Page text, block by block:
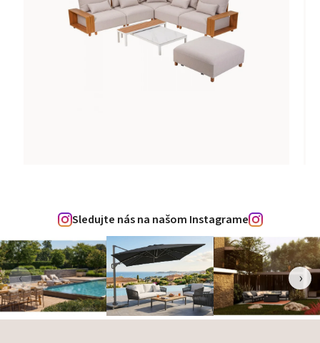
Sledujte nás na našom Instagrame
‹ ›